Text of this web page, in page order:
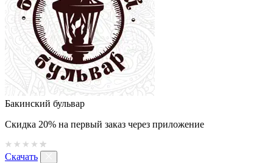
Бакинский бульвар
Скидка 20% на первый заказ через приложение
Скачать